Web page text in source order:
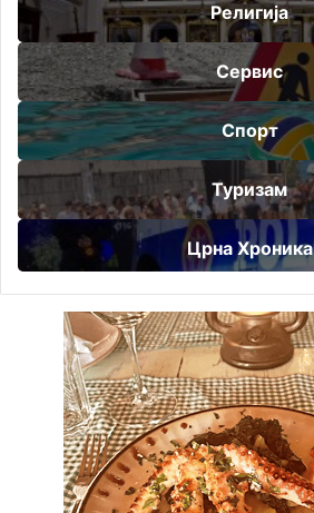
Религија
Сервис
Спорт
Туризам
Црна Хроника